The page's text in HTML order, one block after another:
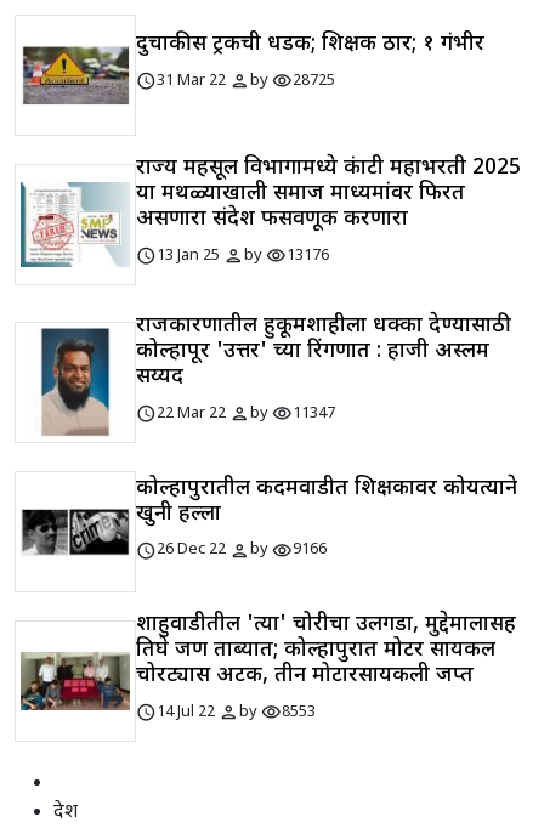
दुचाकीस ट्रकची धडक; शिक्षक ठार; १ गंभीर
schedule31 Mar 22 personbyvisibility28725
राज्य महसूल विभागामध्ये कंत्राटी महाभरती 2025
या मथळ्याखाली समाज माध्यमांवर फिरत
असणारा संदेश फसवणूक करणारा
schedule13 Jan 25 personbyvisibility13176
राजकारणातील हुकूमशाहीला धक्का देण्यासाठी
कोल्हापूर 'उत्तर' च्या रिंगणात : हाजी अस्लम
सय्यद
schedule22 Mar 22 personbyvisibility11347
कोल्हापुरातील कदमवाडीत शिक्षकावर कोयत्याने
खुनी हल्ला
schedule26 Dec 22 personbyvisibility9166
शाहुवाडीतील 'त्या' चोरीचा उलगडा, मुद्देमालासह
तिघे जण ताब्यात; कोल्हापुरात मोटर सायकल
चोरट्यास अटक, तीन मोटारसायकली जप्त
schedule14 Jul 22 personbyvisibility8553
देश